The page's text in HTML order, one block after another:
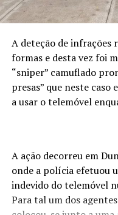
A deteção de infrações
formas e desta vez foi
“sniper” camuflado
presas” que neste
a usar o telemóvel
A ação decorreu em
onde a polícia efetuou
indevido do telemóvel
Para tal um dos